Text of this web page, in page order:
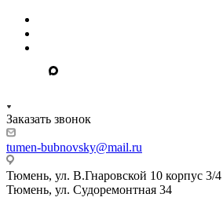
Заказать звонок
tumen-bubnovsky@mail.ru
Тюмень, ул. В.Гнаровской 10 корпус 3/4
Тюмень, ул. Судоремонтная 34